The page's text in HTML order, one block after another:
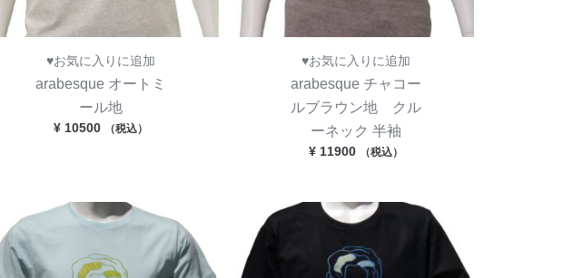
♥お気に入りに追加
arabesque オートミ
ール地
¥10500 （税込）
♥お気に入りに追加
arabesque チャコー
ルブラウン地 クル
ーネック 半袖
¥11900 （税込）